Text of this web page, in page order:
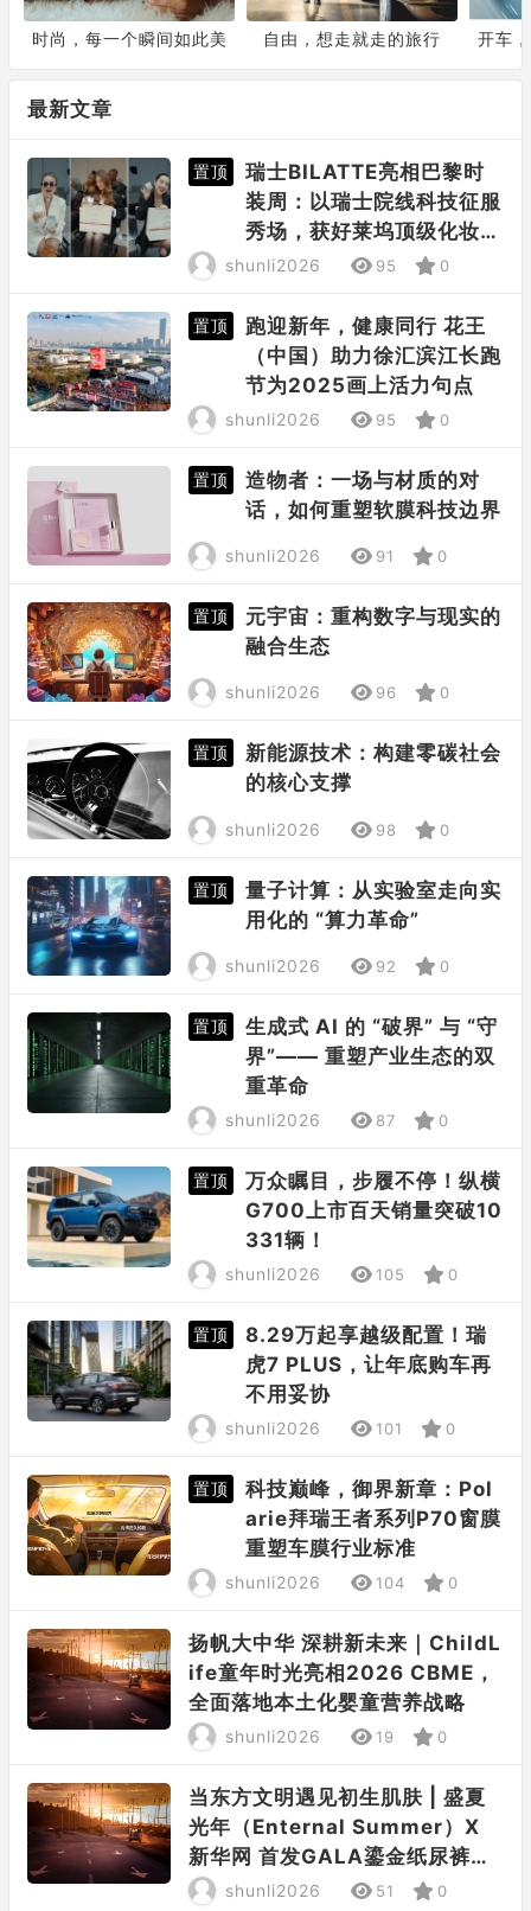
时尚，每一个瞬间如此美
自由，想走就走的旅行 开车
最新文章
置顶
瑞士BILATTE亮相巴黎时
装周：以瑞士院线科技征服
秀场，获好莱坞顶级化妆师
挚荐
shunli2026 95 0
置顶
跑迎新年，健康同行 花王
（中国）助力徐汇滨江长跑
节为2025画上活力句点
shunli2026 95 0
置顶
造物者：一场与材质的对
话，如何重塑软膜科技边界
shunli2026 91 0
置顶
元宇宙：重构数字与现实的
融合生态
shunli2026 96 0
置顶
新能源技术：构建零碳社会
的核心支撑
shunli2026 98 0
置顶
量子计算：从实验室走向实
用化的 “算力革命”
shunli2026 92 0
置顶
生成式 AI 的 “破界” 与 “守
界”—— 重塑产业生态的双
重革命
shunli2026 87 0
置顶
万众瞩目，步履不停！纵横
G700上市百天销量突破10
331辆！
shunli2026 105 0
置顶
8.29万起享越级配置！瑞
虎7 PLUS，让年底购车再
不用妥协
shunli2026 101 0
置顶
科技巅峰，御界新章：Pol
arie拜瑞王者系列P70窗膜
重塑车膜行业标准
shunli2026 104 0
扬帆大中华 深耕新未来｜ChildL
ife童年时光亮相2026 CBME，
全面落地本土化婴童营养战略
shunli2026 19 0
当东方文明遇见初生肌肤 | 盛夏
光年（Enternal Summer）X
新华网 首发GALA鎏金纸尿裤，
以文化符号重构婴品美学
shunli2026 51 0